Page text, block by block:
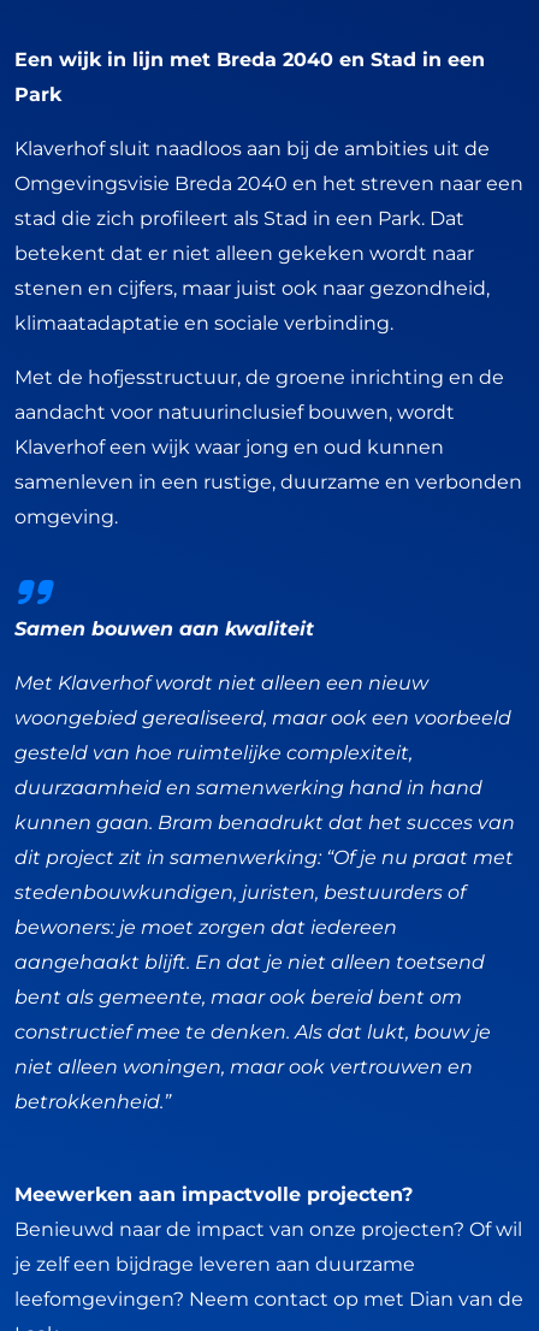
Een wijk in lijn met Breda 2040 en Stad in een
Park
Klaverhof sluit naadloos aan bij de ambities uit de
Omgevingsvisie Breda 2040 en het streven naar een
stad die zich profileert als Stad in een Park. Dat
betekent dat er niet alleen gekeken wordt naar
stenen en cijfers, maar juist ook naar gezondheid,
klimaatadaptatie en sociale verbinding.
Met de hofjesstructuur, de groene inrichting en de
aandacht voor natuurinclusief bouwen, wordt
Klaverhof een wijk waar jong en oud kunnen
samenleven in een rustige, duurzame en verbonden
omgeving.
Samen bouwen aan kwaliteit
Met Klaverhof wordt niet alleen een nieuw
woongebied gerealiseerd, maar ook een voorbeeld
gesteld van hoe ruimtelijke complexiteit,
duurzaamheid en samenwerking hand in hand
kunnen gaan. Bram benadrukt dat het succes van
dit project zit in samenwerking: “Of je nu praat met
stedenbouwkundigen, juristen, bestuurders of
bewoners: je moet zorgen dat iedereen
aangehaakt blijft. En dat je niet alleen toetsend
bent als gemeente, maar ook bereid bent om
constructief mee te denken. Als dat lukt, bouw je
niet alleen woningen, maar ook vertrouwen en
betrokkenheid.”
Meewerken aan impactvolle projecten?
Benieuwd naar de impact van onze projecten? Of wil
je zelf een bijdrage leveren aan duurzame
leefomgevingen? Neem contact op met Dian van de